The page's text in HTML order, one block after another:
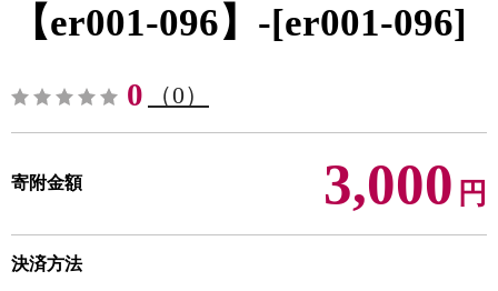
【er001-096】-[er001-096]
0 （0）
寄附金額 3,000 円
決済方法